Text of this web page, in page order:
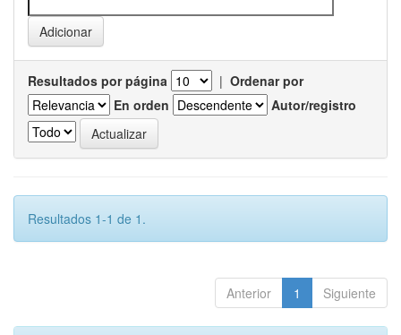
Resultados por página | Ordenar por
En orden
Autor/registro
Resultados 1-1 de 1.
Anterior 1 Siguiente